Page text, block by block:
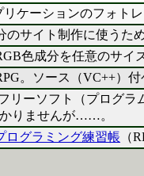
リケーションのフォト
のサイト制作に使うた
色成分を任意のサイ
。ソース（VC++）
リーソフト（プログ
りませんが……。
ログラミング練習帳 （